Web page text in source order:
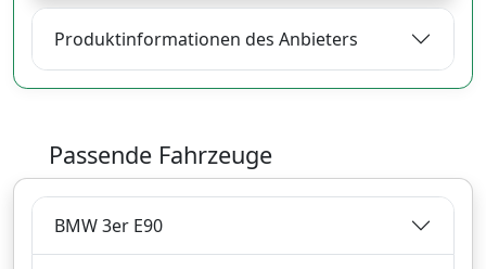
Produktinformationen des Anbieters
Passende Fahrzeuge
BMW 3er E90